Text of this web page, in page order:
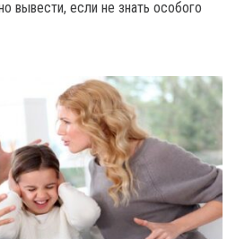
вывести, если не знать особого